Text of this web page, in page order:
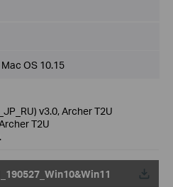
OS 10.15
v3.0, Archer T2U
T2U